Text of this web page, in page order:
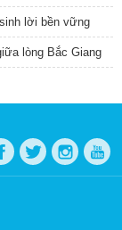
lời bền vững
lòng Bắc Giang